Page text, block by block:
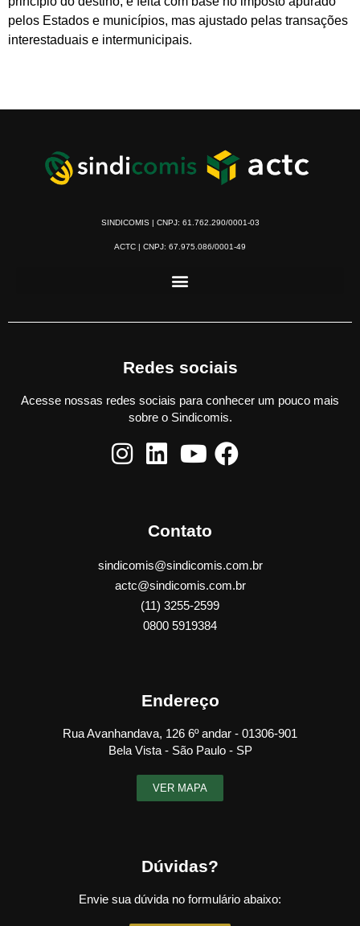
pelos Estados e municípios, mas ajustado pelas transações
interestaduais e intermunicipais.
SINDICOMIS | CNPJ: 61.762.290/0001-03
ACTC | CNPJ: 67.975.086/0001-49
Redes sociais
Acesse nossas redes sociais para conhecer um pouco mais
sobre o Sindicomis.
Contato
sindicomis@sindicomis.com.br
actc@sindicomis.com.br
(11) 3255-2599
0800 5919384
Endereço
Rua Avanhandava, 126 6º andar - 01306-901
Bela Vista - São Paulo - SP
VER MAPA
Dúvidas?
Envie sua dúvida no formulário abaixo: